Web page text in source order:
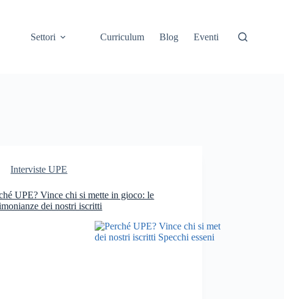
Settori Curriculum Blog Eventi
Interviste UPE
UPE? Vince chi si mette in gioco: le
dei nostri iscritti